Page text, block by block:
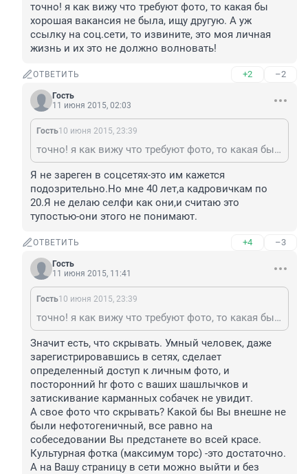
точно! я как вижу что требуют фото, то какая бы
хорошая вакансия не была, ищу другую. А уж
ссылку на соц.сети, то извините, это моя личная
жизнь и их это не должно волновать!
ОТВЕТИТЬ +2 –2
Гость
11 июня 2015, 02:03
Гость10 июня 2015, 23:39
точно! я как вижу что требуют фото, то какая бы хорошая вакансия не была, ищу другую. А уж ссылку на соц.сети, то извините, это моя личная жизнь и их это не должно волновать!
Я не зареген в соцсетях-это им кажется
подозрительно.Но мне 40 лет,а кадровичкам по
20.Я не делаю селфи как они,и считаю это
тупостью-они этого не понимают.
ОТВЕТИТЬ +4 –3
Гость
11 июня 2015, 11:41
Гость10 июня 2015, 23:39
точно! я как вижу что требуют фото, то какая бы хорошая вакансия не была, ищу другую. А уж ссылку на соц.сети, то извините, это моя личная жизнь и их это не должно волновать!
Значит есть, что скрывать. Умный человек, даже
зарегистрировавшись в сетях, сделает
определенный доступ к личным фото, и
посторонний hr фото с ваших шашлычков и
затискивание карманных собачек не увидит.
А свое фото что скрывать? Какой бы Вы внешне не
были нефотогеничный, все равно на
собеседовании Вы предстанете во всей красе.
Культурная фотка (максимум торс) -это достаточно.
А на Вашу страницу в сети можно выйти и без